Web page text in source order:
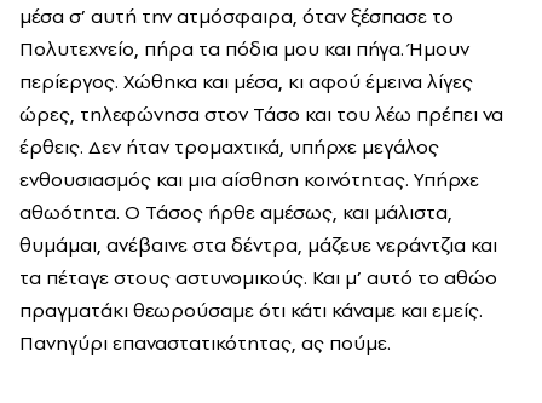
μέσα σ’ αυτή την ατμόσφαιρα, όταν ξέσπασε το
Πολυτεχνείο, πήρα τα πόδια μου και πήγα. Ήμουν
περίεργος. Χώθηκα και μέσα, κι αφού έμεινα λίγες
ώρες, τηλεφώνησα στον Τάσο και του λέω πρέπει να
έρθεις. Δεν ήταν τρομαχτικά, υπήρχε μεγάλος
ενθουσιασμός και μια αίσθηση κοινότητας. Υπήρχε
αθωότητα. Ο Τάσος ήρθε αμέσως, και μάλιστα,
θυμάμαι, ανέβαινε στα δέντρα, μάζευε νεράντζια και
τα πέταγε στους αστυνομικούς. Και μ’ αυτό το αθώο
πραγματάκι θεωρούσαμε ότι κάτι κάναμε και εμείς.
Πανηγύρι επαναστατικότητας, ας πούμε.